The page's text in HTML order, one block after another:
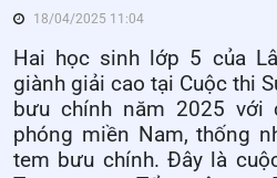
18/04/2025 11:04
Hai học sinh lớp 5 của
giành giải cao tại Cuộc thi
bưu chính năm 2025 với
phóng miền Nam, thống
tem bưu chính. Đây là